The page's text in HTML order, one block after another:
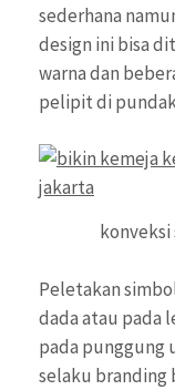
sederhana
design ini bisa
warna dan
pelipit di
Peletakan
dada atau pada
pada punggung
selaku branding